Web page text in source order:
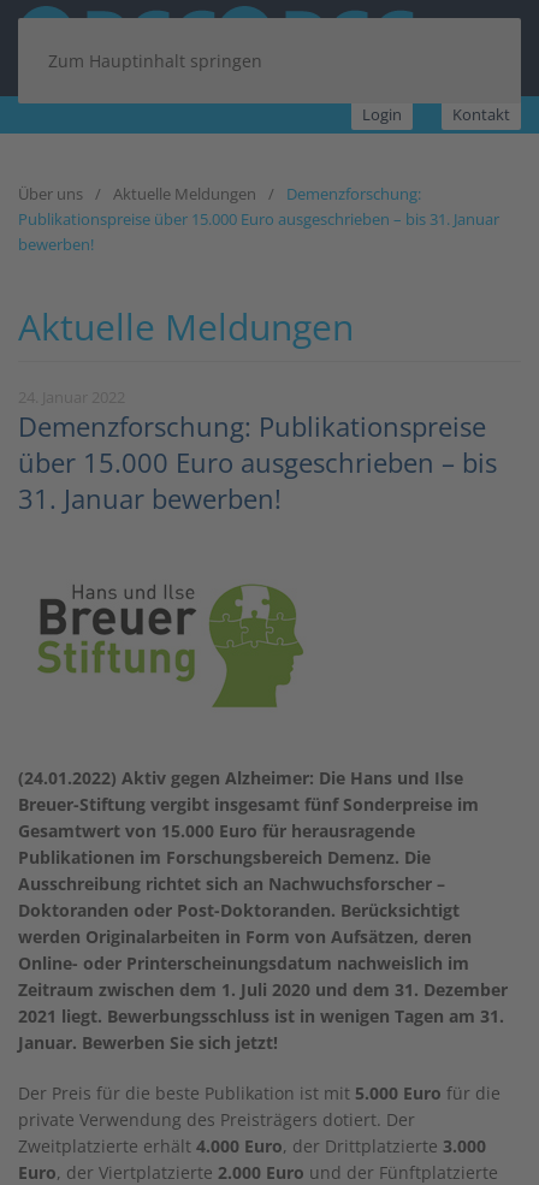
Zum Hauptinhalt springen
Login Kontakt
Über uns Aktuelle Meldungen
Demenzforschung:
Publikationspreise über 15.000 Euro ausgeschrieben – bis 31. Januar
bewerben!
Aktuelle Meldungen
Demenzforschung: Publikationspreise
über 15.000 Euro ausgeschrieben – bis
31. Januar bewerben!
(24.01.2022) Aktiv gegen Alzheimer: Die Hans und Ilse
Breuer-Stiftung vergibt insgesamt fünf Sonderpreise im
Gesamtwert von 15.000 Euro für herausragende
Publikationen im Forschungsbereich Demenz. Die
Ausschreibung richtet sich an Nachwuchsforscher –
Doktoranden oder Post-Doktoranden. Berücksichtigt
werden Originalarbeiten in Form von Aufsätzen, deren
Online- oder Printerscheinungsdatum nachweislich im
Zeitraum zwischen dem 1. Juli 2020 und dem 31. Dezember
2021 liegt. Bewerbungsschluss ist in wenigen Tagen am 31.
Januar. Bewerben Sie sich jetzt!
Der Preis für die beste Publikation ist mit 5.000 Euro für die
private Verwendung des Preisträgers dotiert. Der
Zweitplatzierte erhält 4.000 Euro, der Drittplatzierte 3.000
Euro, der Viertplatzierte 2.000 Euro und der Fünftplatzierte